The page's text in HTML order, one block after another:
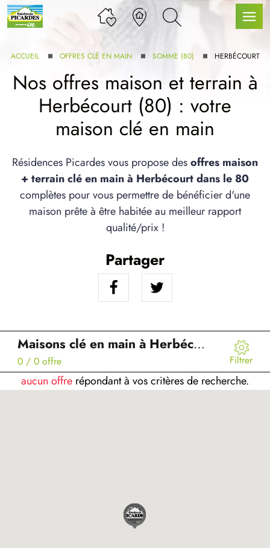
GAMME
SERVICE BDL EXTENSION
ACCUEIL OFFRES CLÉ EN MAIN SOMME (80) HERBÉCOURT
Nos offres maison et terrain à
Herbécourt (80) : votre
maison clé en main
Résidences Picardes vous propose desoffres maison
+ terrain clé en main à Herbécourt dans le 80
complètes pour vous permettre de bénéficier d'une
maison prête à être habitée au meilleur rapport
qualité/prix !
Partager
Maisons clé en main à Herbécourt (80)
0 / 0 offre Filtrer
aucun offre répondant à vos critères de recherche.